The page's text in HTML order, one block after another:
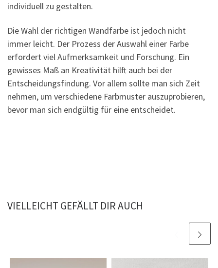
individuell zu gestalten.
Die Wahl der richtigen Wandfarbe ist jedoch nicht
immer leicht. Der Prozess der Auswahl einer Farbe
erfordert viel Aufmerksamkeit und Forschung. Ein
gewisses Maß an Kreativität hilft auch bei der
Entscheidungsfindung. Vor allem sollte man sich Zeit
nehmen, um verschiedene Farbmuster auszuprobieren,
bevor man sich endgültig für eine entscheidet.
VIELLEICHT GEFÄLLT DIR AUCH